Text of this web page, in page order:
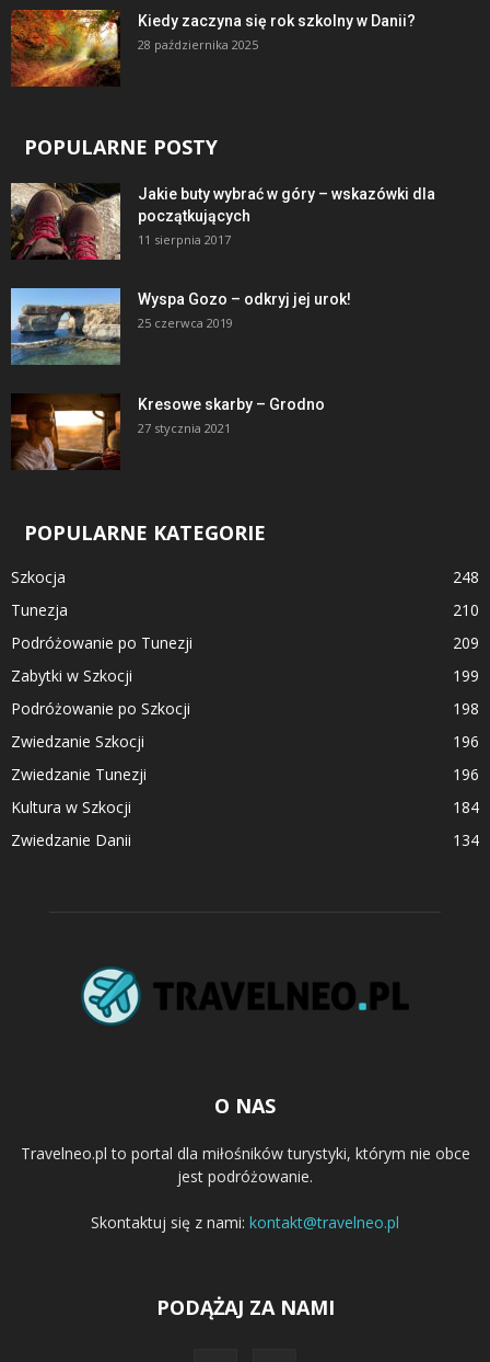
Kiedy zaczyna się rok szkolny w Danii?
28 października 2025
POPULARNE POSTY
Jakie buty wybrać w góry – wskazówki dla
początkujących
11 sierpnia 2017
Wyspa Gozo – odkryj jej urok!
25 czerwca 2019
Kresowe skarby – Grodno
27 stycznia 2021
POPULARNE KATEGORIE
Szkocja
248
Tunezja
210
Podróżowanie po Tunezji
209
Zabytki w Szkocji
199
Podróżowanie po Szkocji
198
Zwiedzanie Szkocji
196
Zwiedzanie Tunezji
196
Kultura w Szkocji
184
Zwiedzanie Danii
134
O NAS
Travelneo.pl to portal dla miłośników turystyki, którym nie obce
jest podróżowanie.
Skontaktuj się z nami: kontakt@travelneo.pl
PODĄŻAJ ZA NAMI